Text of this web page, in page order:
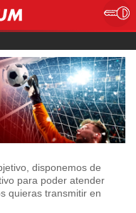
disponemos de
para poder atender
quieras transmitir en